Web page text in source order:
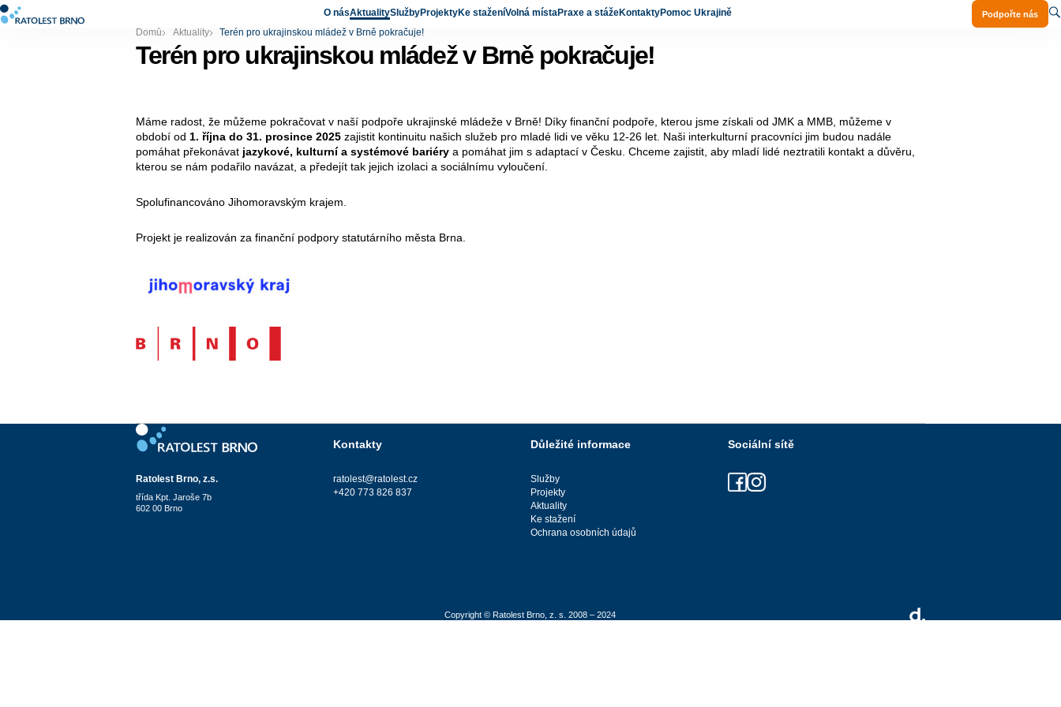
O násAktualitySlužbyProjektyKe staženíVolná místaPraxe a stážeKontaktyPomoc Ukrajině Podpořte nás
Domů Aktuality Terén pro ukrajinskou mládež v Brně pokračuje!
Terén pro ukrajinskou mládež v Brně pokračuje!
Máme radost, že můžeme pokračovat v naší podpoře ukrajinské mládeže v Brně! Díky finanční podpoře, kterou jsme získali od JMK a MMB, můžeme v
období od 1. října do 31. prosince 2025zajistit kontinuitu našich služeb pro mladé lidi ve věku 12-26 let. Naši interkulturní pracovníci jim budou nadále
pomáhat překonávat jazykové, kulturní a systémové bariérya pomáhat jim s adaptací v Česku. Chceme zajistit, aby mladí lidé neztratili kontakt a důvěru,
kterou se nám podařilo navázat, a předejít tak jejich izolaci a sociálnímu vyloučení.
Spolufinancováno Jihomoravským krajem.
Projekt je realizován za finanční podpory statutárního města Brna.
Ratolest Brno, z.s.
třída Kpt. Jaroše 7b
602 00 Brno
Kontakty
ratolest@ratolest.cz
+420 773 826 837
Důležité informace
Služby
Projekty
Aktuality
Ke stažení
Ochrana osobních údajů
Sociální sítě
Copyright © Ratolest Brno, z. s. 2008 – 2024